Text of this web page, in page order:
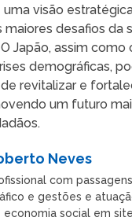
visão
maiores desafios da
Japão, assim como
demográficas,
revitalizar e
um futuro
Neves
com
e gestões e
economia social em